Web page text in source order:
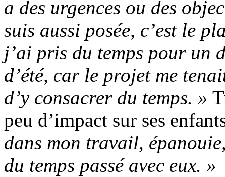
a des urgences ou des
suis aussi posée, c’est le
j’ai pris du temps pour un
d’été, car le projet me
d’y consacrer du temps. »
peu d’impact sur ses
dans mon travail,
du temps passé avec eux. »